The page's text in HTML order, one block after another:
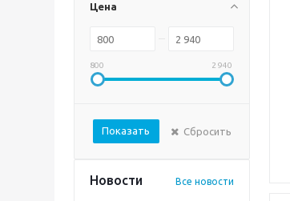
Цена
800 2 940
Показать Сбросить
Новости Все новости